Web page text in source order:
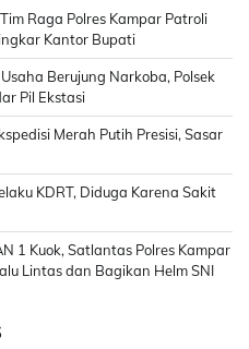
Raga Polres Kampar Patroli
Kantor Bupati
Berujung Narkoba, Polsek
Pil Ekstasi
Merah Putih Presisi, Sasar
KDRT, Diduga Karena Sakit
1 Kuok, Satlantas Polres Kampar
Lintas dan Bagikan Helm SNI